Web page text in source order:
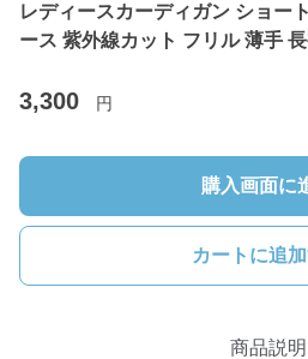
レディースカーディガン ショー
ース 紫外線カット フリル 薄手
3,300 円
購入画面に
カートに追
商品説明